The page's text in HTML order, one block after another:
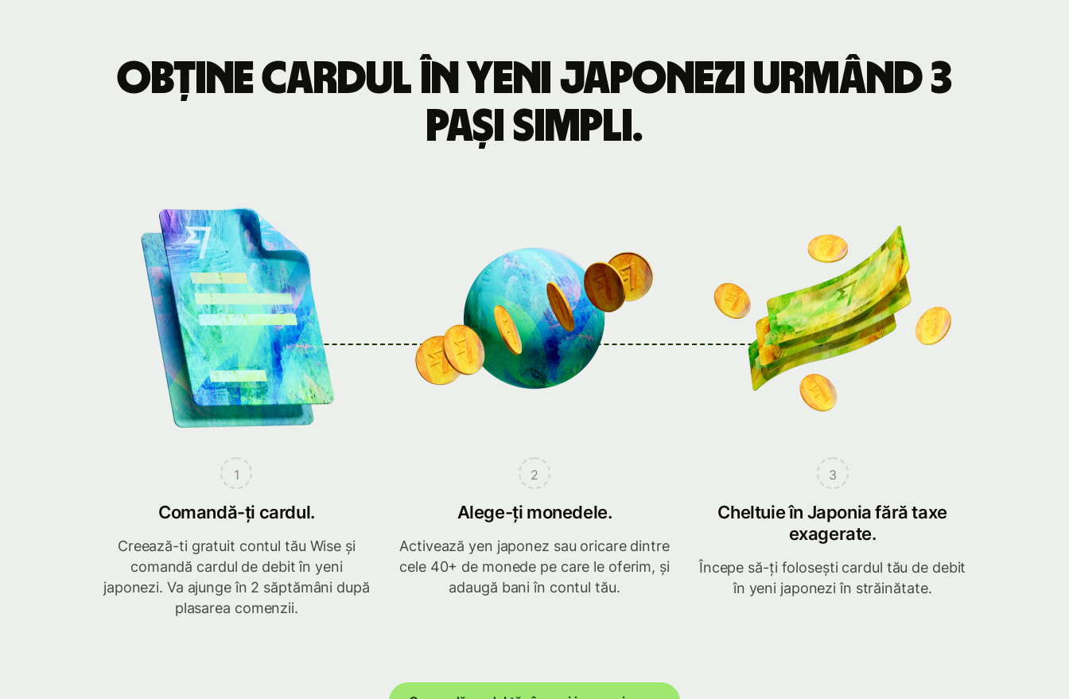
Obține cardul în yeni japonezi urmând 3
pași simpli.
1
Comandă-ți cardul.
Creează-ti gratuit contul tău Wise și
comandă cardul de debit în yeni
japonezi. Va ajunge în 2 săptămâni după
plasarea comenzii.
2
Alege-ți monedele.
Activează yen japonez sau oricare dintre
cele 40+ de monede pe care le oferim, și
adaugă bani în contul tău.
3
Cheltuie în Japonia fără taxe
exagerate.
Începe să-ți folosești cardul tău de debit
în yeni japonezi în străinătate.